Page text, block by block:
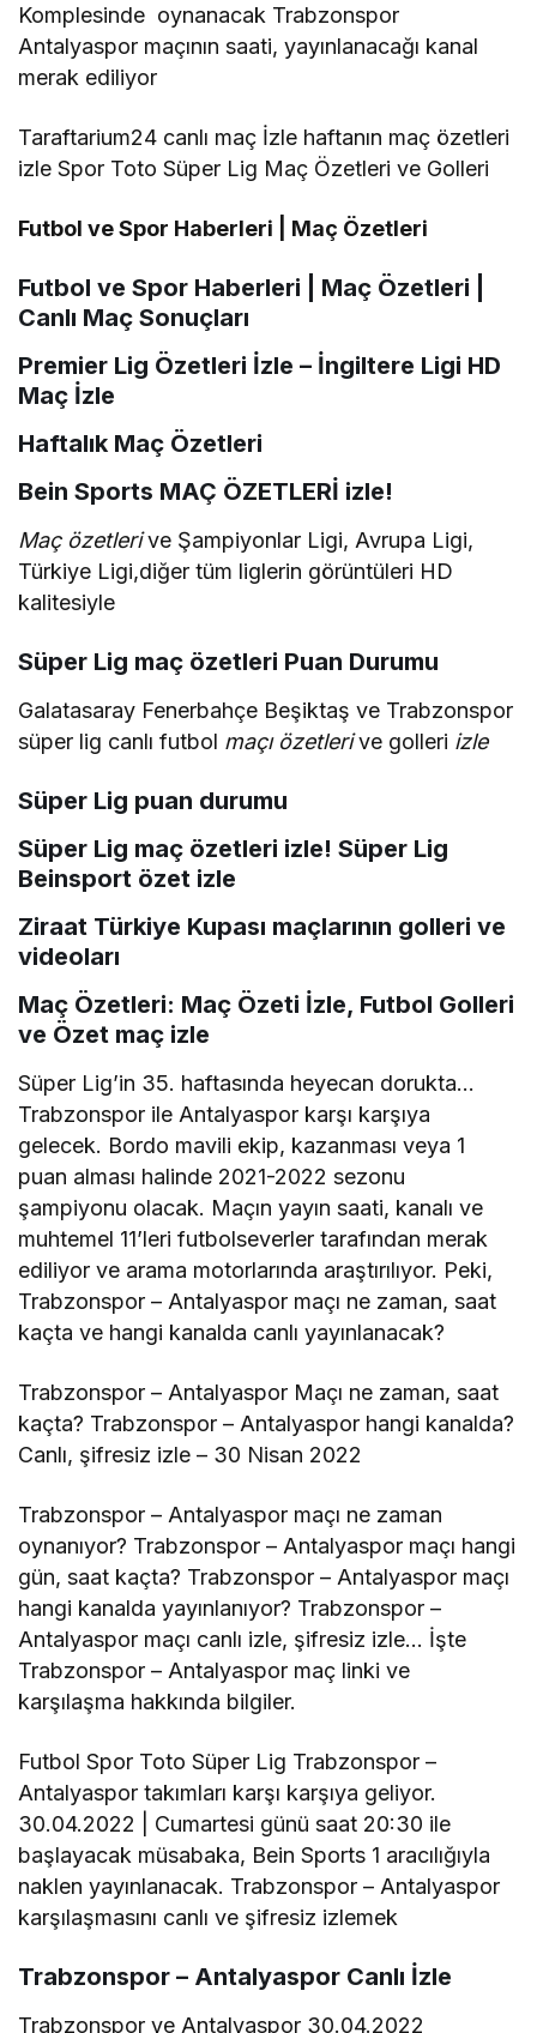
Komplesinde oynanacak Trabzonspor
Antalyaspor maçının saati, yayınlanacağı kanal
merak ediliyor
Taraftarium24 canlı maç İzle haftanın maç özetleri
izle Spor Toto Süper Lig Maç Özetleri ve Golleri
Futbol ve Spor Haberleri | Maç Özetleri
Futbol ve Spor Haberleri | Maç Özetleri |
Canlı Maç Sonuçları
Premier Lig Özetleri İzle – İngiltere Ligi HD
Maç İzle
Haftalık Maç Özetleri
Bein Sports MAÇ ÖZETLERİ izle!
Maç özetlerive Şampiyonlar Ligi, Avrupa Ligi,
Türkiye Ligi,diğer tüm liglerin görüntüleri HD
kalitesiyle
Süper Lig maç özetleri Puan Durumu
Galatasaray Fenerbahçe Beşiktaş ve Trabzonspor
süper lig canlı futbol maçı özetlerive golleri izle
Süper Lig puan durumu
Süper Lig maç özetleri izle! Süper Lig
Beinsport özet izle
Ziraat Türkiye Kupası maçlarının golleri ve
videoları
Maç Özetleri: Maç Özeti İzle, Futbol Golleri
ve Özet maç izle
Süper Lig’in 35. haftasında heyecan dorukta…
Trabzonspor ile Antalyaspor karşı karşıya
gelecek. Bordo mavili ekip, kazanması veya 1
puan alması halinde 2021-2022 sezonu
şampiyonu olacak. Maçın yayın saati, kanalı ve
muhtemel 11’leri futbolseverler tarafından merak
ediliyor ve arama motorlarında araştırılıyor. Peki,
Trabzonspor – Antalyaspor maçı ne zaman, saat
kaçta ve hangi kanalda canlı yayınlanacak?
Trabzonspor – Antalyaspor Maçı ne zaman, saat
kaçta? Trabzonspor – Antalyaspor hangi kanalda?
Canlı, şifresiz izle – 30 Nisan 2022
Trabzonspor – Antalyaspor maçı ne zaman
oynanıyor? Trabzonspor – Antalyaspor maçı hangi
gün, saat kaçta? Trabzonspor – Antalyaspor maçı
hangi kanalda yayınlanıyor? Trabzonspor –
Antalyaspor maçı canlı izle, şifresiz izle… İşte
Trabzonspor – Antalyaspor maç linki ve
karşılaşma hakkında bilgiler.
Futbol Spor Toto Süper Lig Trabzonspor –
Antalyaspor takımları karşı karşıya geliyor.
30.04.2022 | Cumartesi günü saat 20:30 ile
başlayacak müsabaka, Bein Sports 1 aracılığıyla
naklen yayınlanacak. Trabzonspor – Antalyaspor
karşılaşmasını canlı ve şifresiz izlemek
Trabzonspor – Antalyaspor Canlı İzle
Trabzonspor ve Antalyaspor 30.04.2022